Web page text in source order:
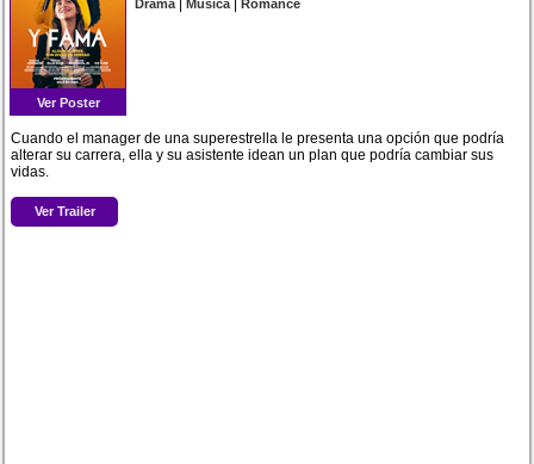
Ver Poster
Drama|Música|Romance
Cuando el manager de una superestrella le presenta una opción que podría
alterar su carrera, ella y su asistente idean un plan que podría cambiar sus
vidas.
Ver Trailer